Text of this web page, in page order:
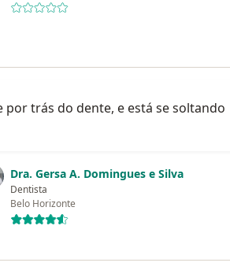
trás do dente, e está se soltando
Dra. Gersa A. Domingues e Silva
Dentista
Belo Horizonte